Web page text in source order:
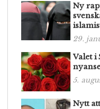
Ny
29.
Valet i
5.
Nytt